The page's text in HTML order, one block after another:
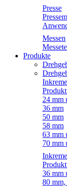
Presse
Messen
Produkte
24 mm
36 mm
50 mm
58 mm
63 mm
70 mm
36 mm
80